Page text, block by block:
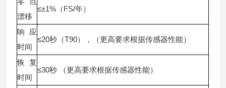
漂移
≤±1%（FS/年）
响应
时间
≤20秒（T90），（更高要求根据传感器性能）
恢复
时间
≤30秒 （更高要求根据传感器性能）